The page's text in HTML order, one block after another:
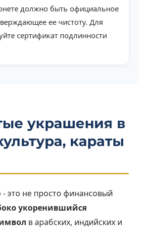
должно быть официальное
ее чистоту. Для
сертификат подлинности
украшения в
караты
- это не просто финансовый
укоренившийся
в арабских, индийских и